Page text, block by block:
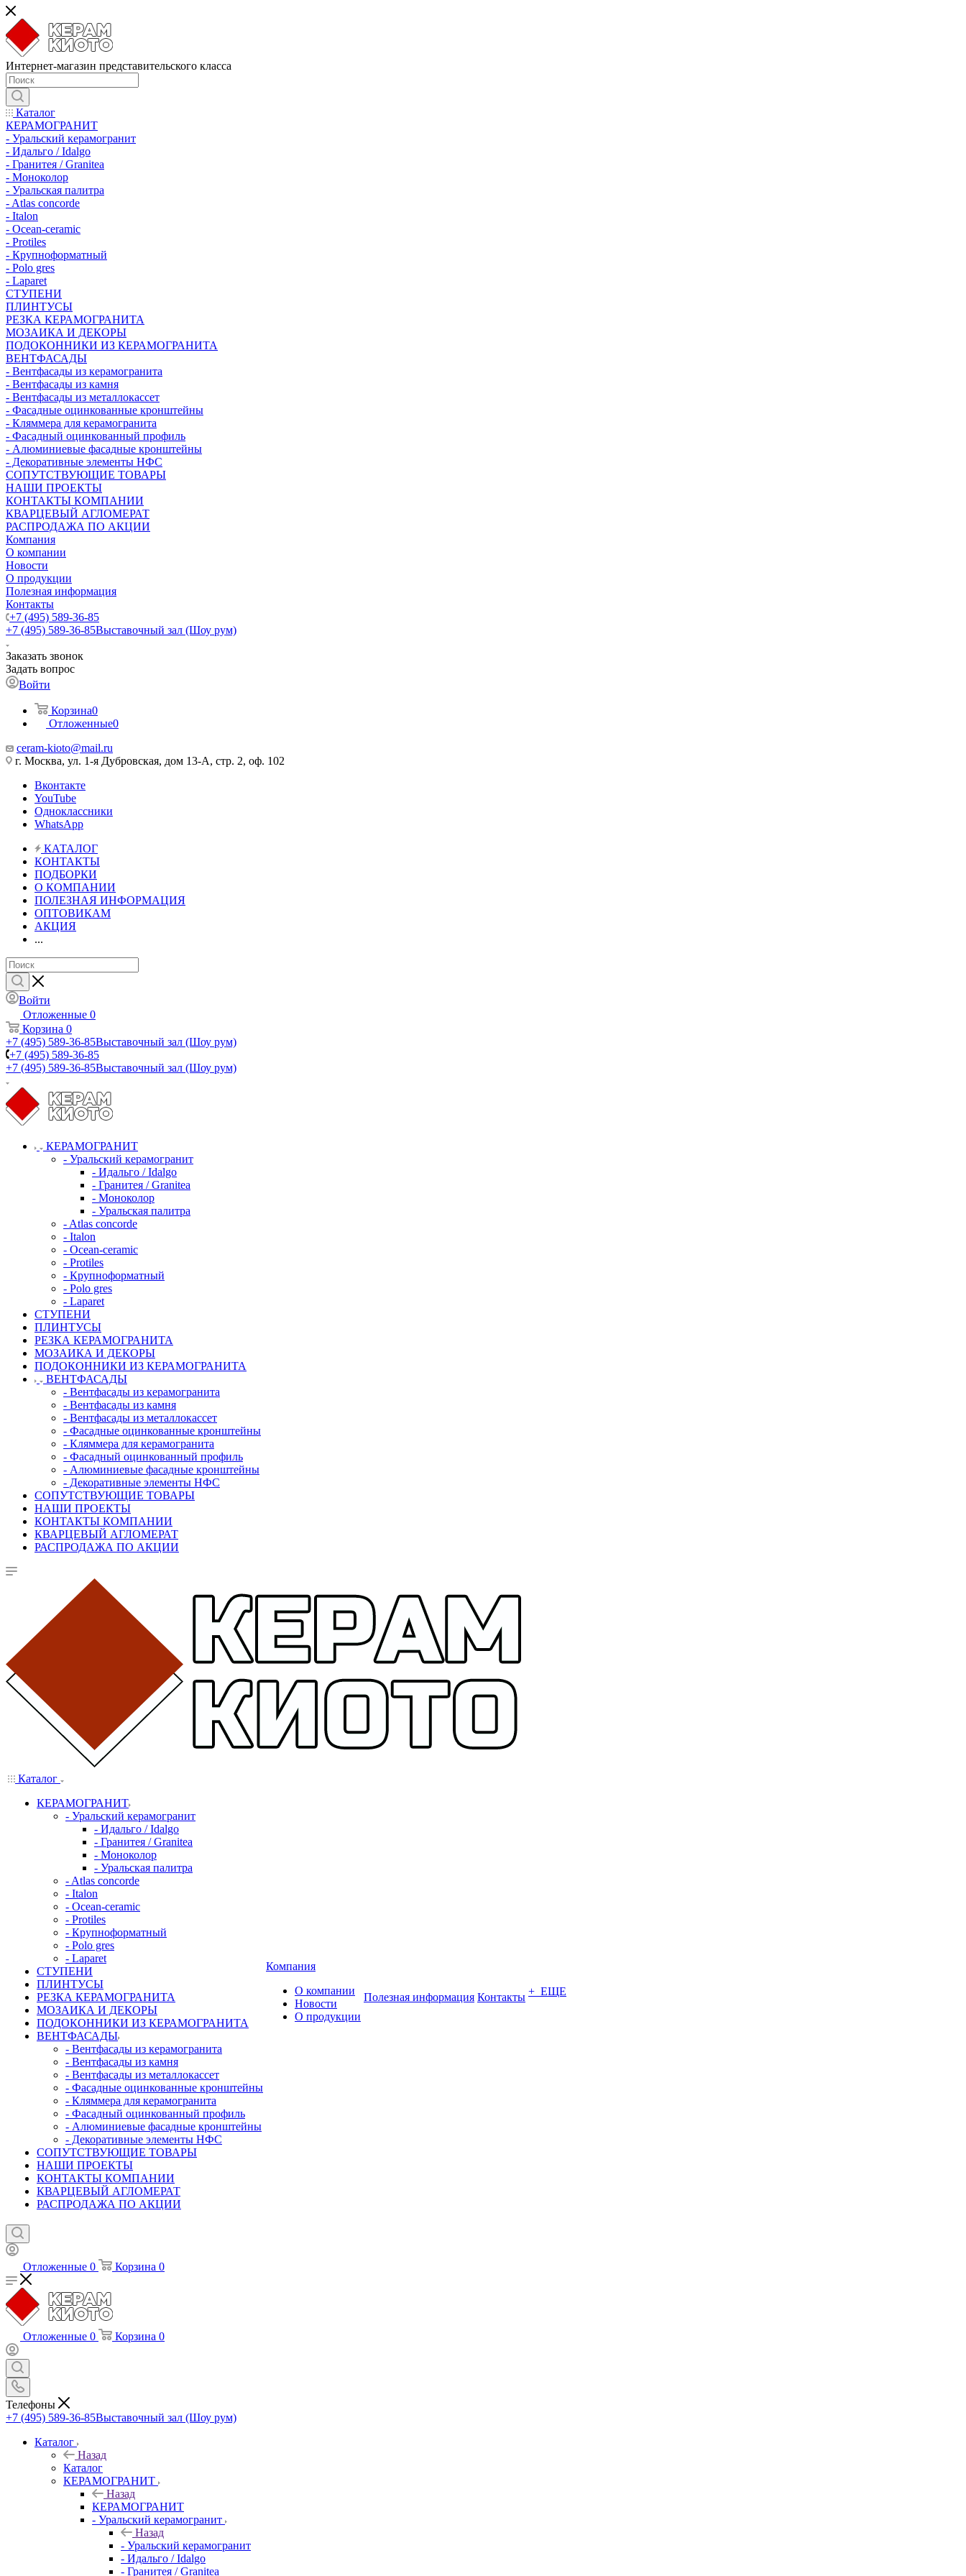
Интернет-магазин представительского класса
Каталог
КЕРАМОГРАНИТ
- Уральский керамогранит
- Идальго / Idalgo
- Гранитея / Granitea
- Моноколор
- Уральская палитра
- Atlas concorde
- Italon
- Ocean-ceramic
- Protiles
- Крупноформатный
- Polo gres
- Laparet
СТУПЕНИ
ПЛИНТУСЫ
РЕЗКА КЕРАМОГРАНИТА
МОЗАИКА И ДЕКОРЫ
ПОДОКОННИКИ ИЗ КЕРАМОГРАНИТА
ВЕНТФАСАДЫ
- Вентфасады из керамогранита
- Вентфасады из камня
- Вентфасады из металлокассет
- Фасадные оцинкованные кронштейны
- Кляммера для керамогранита
- Фасадный оцинкованный профиль
- Алюминиевые фасадные кронштейны
- Декоративные элементы НФС
СОПУТСТВУЮЩИЕ ТОВАРЫ
НАШИ ПРОЕКТЫ
КОНТАКТЫ КОМПАНИИ
КВАРЦЕВЫЙ АГЛОМЕРАТ
РАСПРОДАЖА ПО АКЦИИ
Компания
О компании
Новости
О продукции
Полезная информация
Контакты
+7 (495) 589-36-85
+7 (495) 589-36-85Выставочный зал (Шоу рум)
Заказать звонок
Задать вопрос
Войти
Корзина0
Отложенные0
ceram-kioto@mail.ru
г. Москва, ул. 1-я Дубровская, дом 13-А, стр. 2, оф. 102
Вконтакте
YouTube
Одноклассники
WhatsApp
КАТАЛОГ
КОНТАКТЫ
ПОДБОРКИ
О КОМПАНИИ
ПОЛЕЗНАЯ ИНФОРМАЦИЯ
ОПТОВИКАМ
АКЦИЯ
...
Войти
Отложенные 0
Корзина 0
+7 (495) 589-36-85Выставочный зал (Шоу рум)
+7 (495) 589-36-85
+7 (495) 589-36-85Выставочный зал (Шоу рум)
КЕРАМОГРАНИТ
- Уральский керамогранит
- Идальго / Idalgo
- Гранитея / Granitea
- Моноколор
- Уральская палитра
- Atlas concorde
- Italon
- Ocean-ceramic
- Protiles
- Крупноформатный
- Polo gres
- Laparet
СТУПЕНИ
ПЛИНТУСЫ
РЕЗКА КЕРАМОГРАНИТА
МОЗАИКА И ДЕКОРЫ
ПОДОКОННИКИ ИЗ КЕРАМОГРАНИТА
ВЕНТФАСАДЫ
- Вентфасады из керамогранита
- Вентфасады из камня
- Вентфасады из металлокассет
- Фасадные оцинкованные кронштейны
- Кляммера для керамогранита
- Фасадный оцинкованный профиль
- Алюминиевые фасадные кронштейны
- Декоративные элементы НФС
СОПУТСТВУЮЩИЕ ТОВАРЫ
НАШИ ПРОЕКТЫ
КОНТАКТЫ КОМПАНИИ
КВАРЦЕВЫЙ АГЛОМЕРАТ
РАСПРОДАЖА ПО АКЦИИ
Каталог
КЕРАМОГРАНИТ
- Уральский керамогранит
- Идальго / Idalgo
- Гранитея / Granitea
- Моноколор
- Уральская палитра
- Atlas concorde
- Italon
- Ocean-ceramic
- Protiles
- Крупноформатный
- Polo gres
- Laparet
СТУПЕНИ
ПЛИНТУСЫ
РЕЗКА КЕРАМОГРАНИТА
МОЗАИКА И ДЕКОРЫ
ПОДОКОННИКИ ИЗ КЕРАМОГРАНИТА
ВЕНТФАСАДЫ
- Вентфасады из керамогранита
- Вентфасады из камня
- Вентфасады из металлокассет
- Фасадные оцинкованные кронштейны
- Кляммера для керамогранита
- Фасадный оцинкованный профиль
- Алюминиевые фасадные кронштейны
- Декоративные элементы НФС
СОПУТСТВУЮЩИЕ ТОВАРЫ
НАШИ ПРОЕКТЫ
КОНТАКТЫ КОМПАНИИ
КВАРЦЕВЫЙ АГЛОМЕРАТ
РАСПРОДАЖА ПО АКЦИИ
Компания
О компании
Новости
О продукции
Полезная информация Контакты + ЕЩЕ
Отложенные 0 Корзина 0
Отложенные 0 Корзина 0
Телефоны
+7 (495) 589-36-85Выставочный зал (Шоу рум)
Каталог
Назад
Каталог
КЕРАМОГРАНИТ
Назад
КЕРАМОГРАНИТ
- Уральский керамогранит
Назад
- Уральский керамогранит
- Идальго / Idalgo
- Гранитея / Granitea